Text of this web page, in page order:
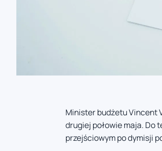
Minister budżetu Vincent
drugiej połowie maja. Do
przejściowym po dymisji